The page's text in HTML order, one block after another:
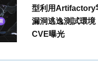
型利用Artifactory
漏洞逃逸測試環境
CVE曝光